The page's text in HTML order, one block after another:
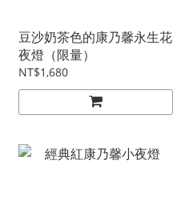
豆沙奶茶色的康乃馨永生花
夜燈（限量）
NT$1,680